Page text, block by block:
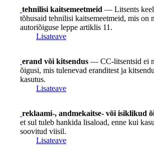
tehnilisi kaitsemeetmeid — Litsents
tõhusaid tehnilisi kaitsemeetmeid, mis on
autoriõiguse leppe artiklis 11.
Lisateave
erand või kitsendus — CC-litsentsid ei
õigusi, mis tulenevad eranditest ja
kasutus.
Lisateave
reklaami-, andmekaitse- või isiklikud
et sul tuleb hankida lisaload, enne kui
soovitud viisil.
Lisateave